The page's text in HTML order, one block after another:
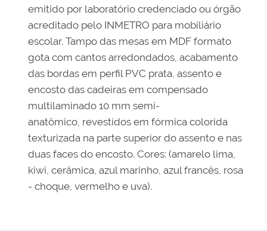
emitido por laboratório credenciado ou órgão
acreditado pelo INMETRO para mobiliário
escolar. Tampo das mesas em MDF formato
gota com cantos arredondados, acabamento
das bordas em perfil PVC prata, assento e
encosto das cadeiras em compensado
multilaminado 10 mm semi-
anatômico, revestidos em fórmica colorida
texturizada na parte superior do assento e nas
duas faces do encosto. Cores: (amarelo lima,
kiwi, cerâmica, azul marinho, azul francês, rosa
- choque, vermelho e uva).